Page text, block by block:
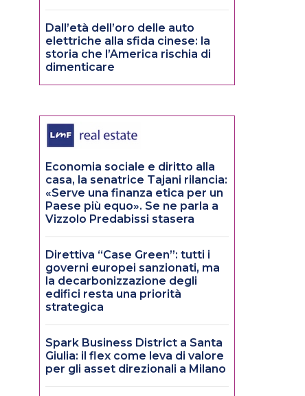
Dall’età dell’oro delle auto
elettriche alla sfida cinese: la
storia che l’America rischia di
dimenticare
Economia sociale e diritto alla
casa, la senatrice Tajani rilancia:
«Serve una finanza etica per un
Paese più equo». Se ne parla a
Vizzolo Predabissi stasera
Direttiva “Case Green”: tutti i
governi europei sanzionati, ma
la decarbonizzazione degli
edifici resta una priorità
strategica
Spark Business District a Santa
Giulia: il flex come leva di valore
per gli asset direzionali a Milano